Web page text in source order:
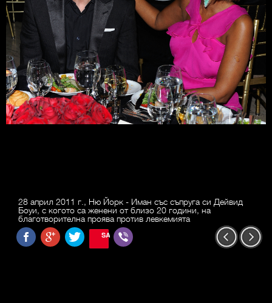
28 април 2011 г., Ню Йорк - Иман със съпруга си Дейвид
Боуи, с когото са женени от близо 20 години, на
благотворителна проява против левкемията
SAVE